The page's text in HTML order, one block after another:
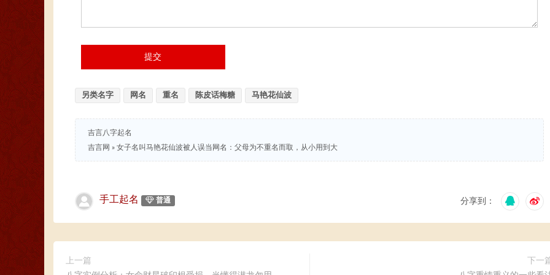
另类名字 网名 重名 陈皮话梅糖 马艳花仙波
吉言八字起名
吉言网 » 女子名叫马艳花仙波被人误当网名：父母为不重名而取，从小用到大
手工起名 普通 分享到：
上一篇
下一